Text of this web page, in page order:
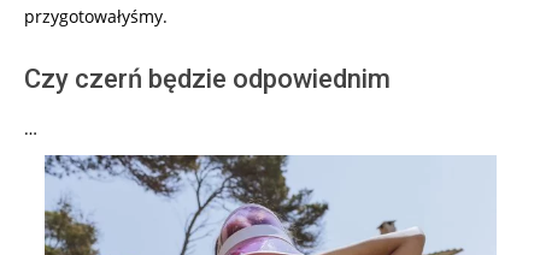
przygotowałyśmy.
Czy czerń będzie odpowiednim
…